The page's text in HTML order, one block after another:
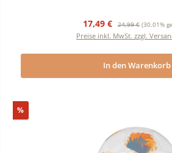
Verkaufspreis:
17,49 € Regulärer Preis:
24,99 € (30.01%
Preise inkl. MwSt. zzgl.
In den Warenkorb
%Rabatt